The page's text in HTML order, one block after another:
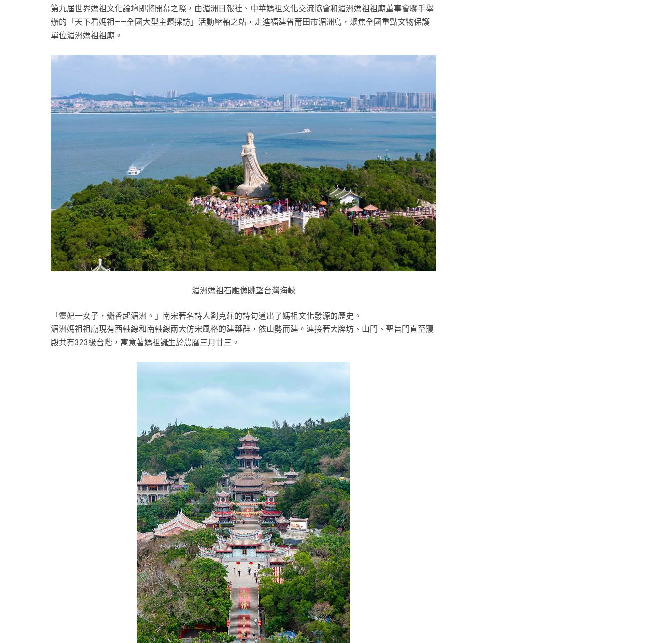
第九屆世界媽祖文化論壇即將開幕之際，由湄洲日報社、中華媽祖文化交流協會和湄洲媽祖祖廟董事會聯手舉
辦的「天下看媽祖——全國大型主題採訪」活動壓軸之站，走進福建省莆田市湄洲島，聚焦全國重點文物保護
單位湄洲媽祖祖廟。
湄洲媽祖石雕像眺望台灣海峽
「靈妃一女子，瓣香起湄洲。」南宋著名詩人劉克莊的詩句道出了媽祖文化發源的歷史。
湄洲媽祖祖廟現有西軸線和南軸線兩大仿宋風格的建築群，依山勢而建。連接著大牌坊、山門、聖旨門直至寢
殿共有323級台階，寓意著媽祖誕生於農曆三月廿三。